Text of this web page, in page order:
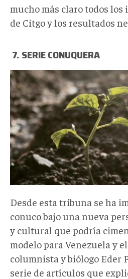
mucho más claro todos
de Citgo y los resultados
7. SERIE CONUQUERA
L9r8w.jpeg
Desde esta tribuna se ha
conuco bajo una nueva
y cultural que podría
modelo para Venezuela y
columnista y biólogo Eder
serie de artículos que